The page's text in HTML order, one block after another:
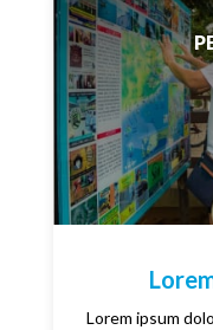
Lorem ipsum